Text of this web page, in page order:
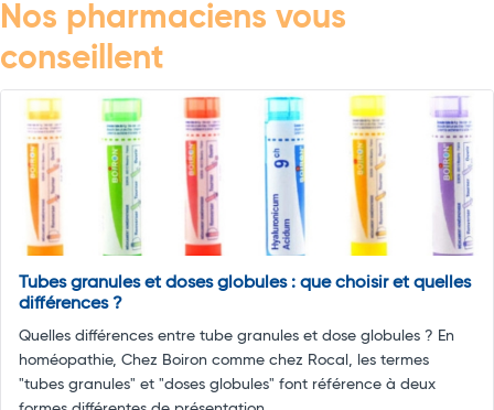
Nos pharmaciens vous
conseillent
Tubes granules et doses globules : que choisir et quelles
différences ?
Quelles différences entre tube granules et dose globules ? En
homéopathie, Chez Boiron comme chez Rocal, les termes
"tubes granules" et "doses globules" font référence à deux